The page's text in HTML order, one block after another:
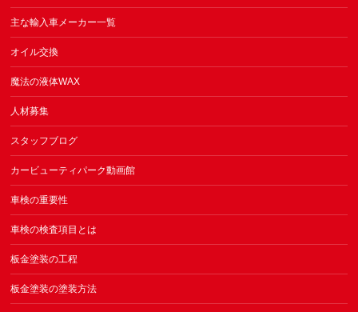
主な輸入車メーカー一覧
オイル交換
魔法の液体WAX
人材募集
スタッフブログ
カービューティパーク動画館
車検の重要性
車検の検査項目とは
板金塗装の工程
板金塗装の塗装方法